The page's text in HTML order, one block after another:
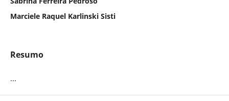
Marciele Raquel Karlinski Sisti
Resumo
...